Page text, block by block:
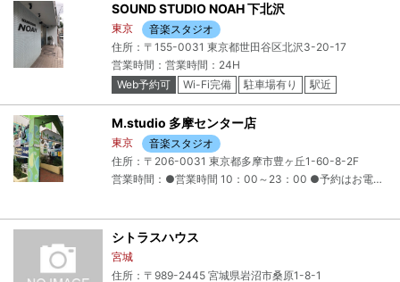
SOUND STUDIO NOAH 下北沢
東京
音楽スタジオ
住所：〒155-0031 東京都世田谷区北沢3-20-17
営業時間：営業時間：24H
Web予約可
Wi-Fi完備 駐車場有り
駅近
クレジットカード可
M.studio 多摩センター店
東京
音楽スタジオ
住所：〒206-0031 東京都多摩市豊ヶ丘1-60-8-2F
営業時間：●営業時間 10：00～23：00 ●予約はお電話、又は直接店舗で受付いたします。※メール予約は受付いたしません。
シトラスハウス
宮城
住所：〒989-2445 宮城県岩沼市桑原1-8-1